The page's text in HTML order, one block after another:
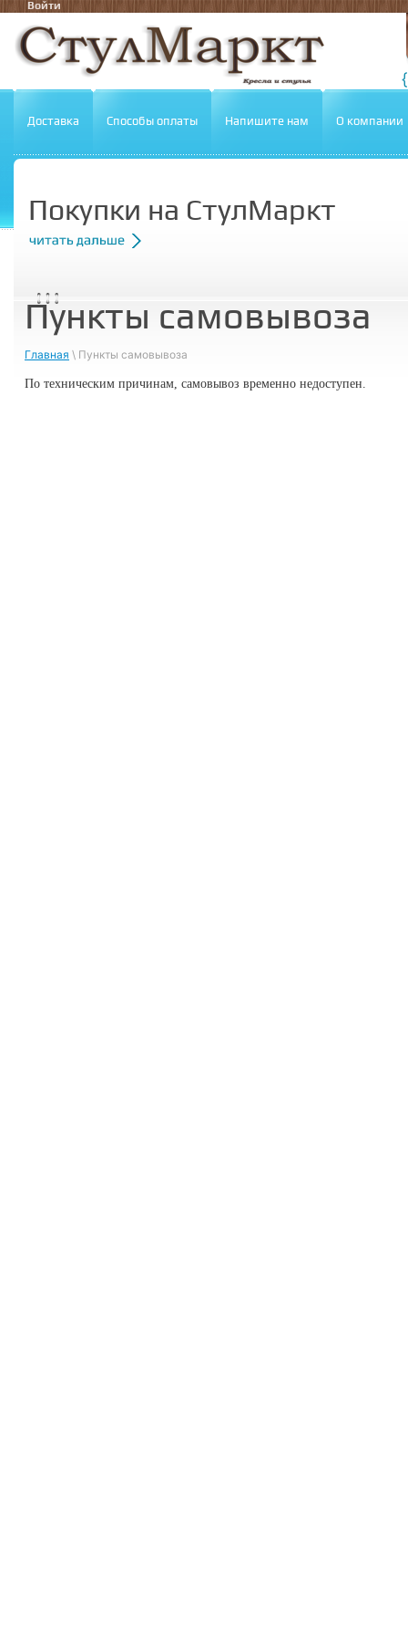
Войти
Доставка Способы оплаты Напишите нам О компании
Покупки на СтулМаркт
Пункты самовывоза
Главная \ Пункты самовывоза
По техническим причинам, самовывоз временно недоступен.